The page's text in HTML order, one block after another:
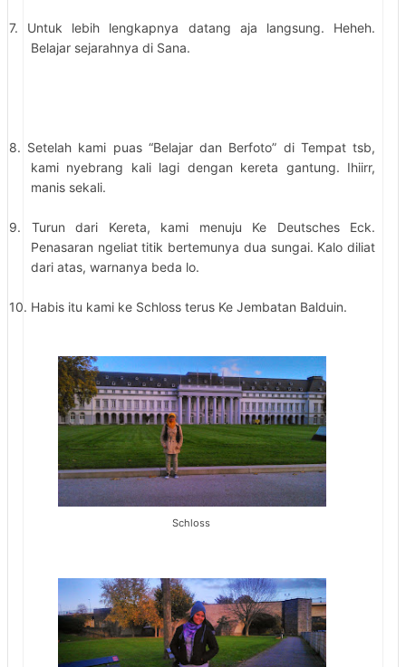
7. Untuk lebih lengkapnya datang aja langsung. Heheh.
Belajar sejarahnya di Sana.
8. Setelah kami puas “Belajar dan Berfoto” di Tempat tsb,
kami nyebrang kali lagi dengan kereta gantung. Ihiirr,
manis sekali.
9. Turun dari Kereta, kami menuju Ke Deutsches Eck.
Penasaran ngeliat titik bertemunya dua sungai. Kalo diliat
dari atas, warnanya beda lo.
10. Habis itu kami ke Schloss terus Ke Jembatan Balduin.
Schloss